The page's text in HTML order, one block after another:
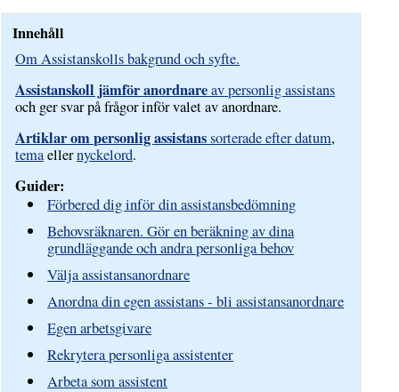
Innehåll
Om Assistanskolls bakgrund och syfte.
Assistanskoll jämför anordnareav personlig assistans
och ger svar på frågor inför valet av anordnare.
Artiklar om personlig assistanssorterade efter datum,
temaellernyckelord.
Guider:
Förbered dig inför din assistansbedömning
Behovsräknaren. Gör en beräkning av dina
grundläggande och andra personliga behov
Välja assistansanordnare
Anordna din egen assistans - bli assistansanordnare
Egen arbetsgivare
Rekrytera personliga assistenter
Arbeta som assistent